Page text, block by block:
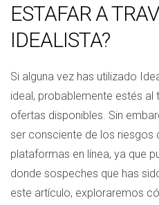
ESTAFAR A
IDEALISTA?
Si alguna vez has utilizado
ideal, probablemente estés al
ofertas disponibles. Sin
ser consciente de los riesgos
plataformas en línea, ya que
donde sospeches que has
este artículo, exploraremos